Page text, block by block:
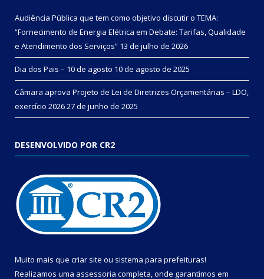
Audiência Pública que tem como objetivo discutir o TEMA:
“Fornecimento de Energia Elétrica em Debate: Tarifas, Qualidade
e Atendimento dos Serviços” 13 de julho de 2026
Dia dos Pais – 10 de agosto 10 de agosto de 2025
Câmara aprova Projeto de Lei de Diretrizes Orçamentárias – LDO,
exercício 202627 de junho de 2025
DESENVOLVIDO POR CR2
Muito mais que criar site ou sistema para prefeituras!
Realizamos uma assessoria completa, onde garantimos em